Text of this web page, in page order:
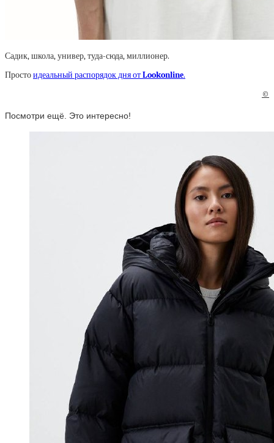
Садик, школа, универ, туда-сюда, миллионер.
Простоидеальный распорядок дня отLookonlinе.
©
Посмотри ещё. Это интересно!